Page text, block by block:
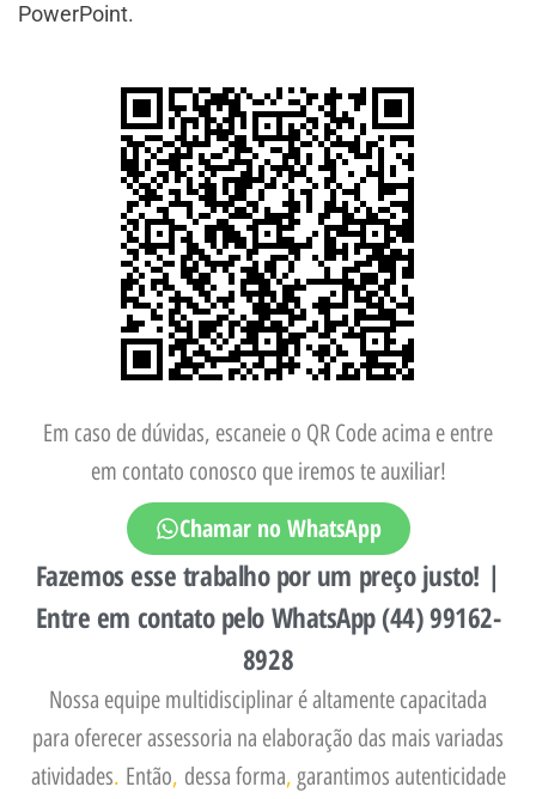
PowerPoint.
Em caso de dúvidas, escaneie o QR Code acima e entre
em contato conosco que iremos te auxiliar!
Chamar no WhatsApp
Fazemos esse trabalho por um preço justo! |
Entre em contato pelo WhatsApp (44) 99162-
8928
Nossa equipe multidisciplinar é altamente capacitada
para oferecer assessoria na elaboração das mais variadas
atividades. Então, dessa forma, garantimos autenticidade